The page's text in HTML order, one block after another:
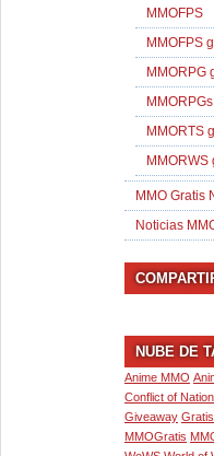
MMOFPS
MMOFPS
MMORPG
MMORPGs
MMORTS
MMORWS
MMO Gratis
Noticias
NUBE DE
Anime MMO
Conflict of
Giveaway Gratis
MMOGratis